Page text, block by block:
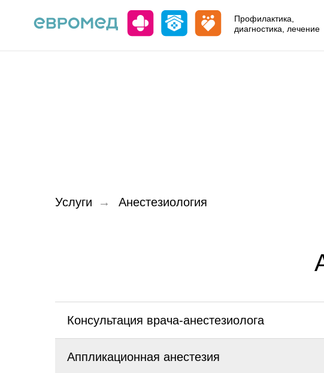
Профилактика,
диагностика, лечение
Услуги → Анестезиология
Консультация врача-анестезиолога
Аппликационная анестезия